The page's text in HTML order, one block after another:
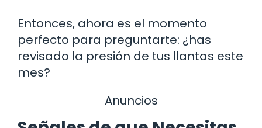
Entonces, ahora es el momento
perfecto para preguntarte: ¿has
revisado la presión de tus llantas este
mes?
Anuncios